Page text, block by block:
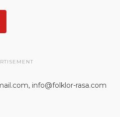
info@folklor-rasa.com